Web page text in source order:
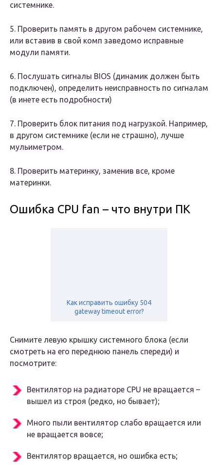
системнике.
5. Проверить память в другом рабочем системнике,
или вставив в свой комп заведомо исправные
модули памяти.
6. Послушать сигналы BIOS (динамик должен быть
подключен), определить неисправность по сигналам
(в инете есть подробности)
7. Проверить блок питания под нагрузкой. Например,
в другом системнике (если не страшно), лучше
мульиметром.
8. Проверить материнку, заменив все, кроме
материнки.
Ошибка CPU fan – что внутри ПК
Как исправить ошибку 504
gateway timeout error?
Снимите левую крышку системного блока (если
смотреть на его переднюю панель спереди) и
посмотрите:
Вентилятор на радиаторе CPU не вращается –
вышел из строя (редко, но бывает);
Много пыли вентилятор слабо вращается или
не вращается вовсе;
Вентилятор вращается, но ошибка есть;